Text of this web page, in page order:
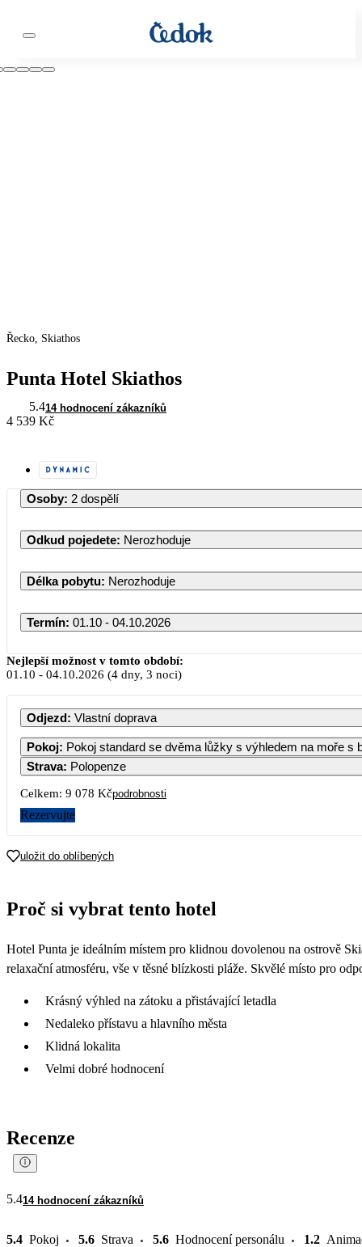
Řecko, Skiathos
Punta Hotel Skiathos
5.414 hodnocení zákazníků
4 539 Kč
Osoby: 2 dospělí
Odkud pojedete: Nerozhoduje
Délka pobytu: Nerozhoduje
Termín: 01.10 - 04.10.2026
Nejlepší možnost v tomto období:
01.10 - 04.10.2026 (4 dny, 3 noci)
Odjezd: Vlastní doprava
Pokoj: Pokoj standard se dvěma lůžky s výhledem na moře s
Strava: Polopenze
Celkem: 9 078 Kčpodrobnosti
Rezervujte
uložit do oblíbených
Proč si vybrat tento hotel
Hotel Punta je ideálním místem pro klidnou dovolenou na ostrově
relaxační atmosféru, vše v těsné blízkosti pláže. Skvělé místo pro
Krásný výhled na zátoku a přistávající letadla
Nedaleko přístavu a hlavního města
Klidná lokalita
Velmi dobré hodnocení
Recenze
5.414 hodnocení zákazníků
5.4 Pokoj 5.6 Strava 5.6 Hodnocení personálu 1.2